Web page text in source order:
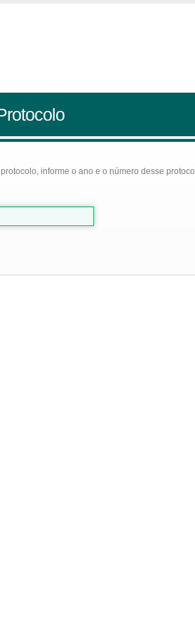
informe o ano e o número desse